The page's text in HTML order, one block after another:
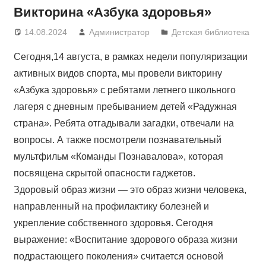
Викторина «Азбука здоровья»
14.08.2024 Администратор Детская библиотека
Сегодня,14 августа, в рамках недели популяризации
активных видов спорта, мы провели викторину
«Азбука здоровья» с ребятами летнего школьного
лагеря с дневным пребыванием детей «Радужная
страна». Ребята отгадывали загадки, отвечали на
вопросы. А также посмотрели познавательный
мультфильм «Команды Познавалова», которая
посвящена скрытой опасности гаджетов.
Здоровый образ жизни — это образ жизни человека,
направленный на профилактику болезней и
укрепление собственного здоровья. Сегодня
выражение: «Воспитание здорового образа жизни
подрастающего поколения» считается основой